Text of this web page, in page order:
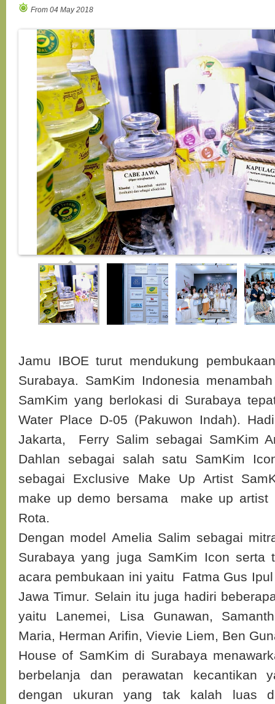
From 04 May 2018
Jamu IBOE turut mendukung
Surabaya. SamKim Indonesia
SamKim yang berlokasi di Surabaya
Water Place D-05 (Pakuwon Indah).
Jakarta, Ferry Salim sebagai SamKim
Dahlan sebagai salah satu SamKim
sebagai Exclusive Make Up Artist
make up demo bersama make up artist
Rota.
Dengan model Amelia Salim sebagai
Surabaya yang juga SamKim Icon serta
acara pembukaan ini yaitu Fatma Gus
Jawa Timur. Selain itu juga hadiri
yaitu Lanemei, Lisa Gunawan,
Maria, Herman Arifin, Vievie Liem, Ben
House of SamKim di Surabaya
berbelanja dan perawatan kecantikan
dengan ukuran yang tak kalah luas